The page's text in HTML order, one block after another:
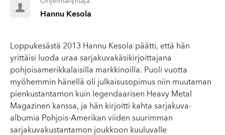
Hannu Kesola
Loppukesästä 2013 Hannu Kesola päätti, että hän
yrittäisi luoda uraa sarjakuvakäsikirjoittajana
pohjoisamerikkalaisilla markkinoilla. Puoli vuotta
myöhemmin hänellä oli julkaisusopimus niin muutaman
pienkustantamon kuin legendaarisen Heavy Metal
Magazinen kanssa, ja hän kirjoitti kahta sarjakuva-
albumia Pohjois-Amerikan viiden suurimman
sarjakuvakustantamon joukkoon kuuluvalle